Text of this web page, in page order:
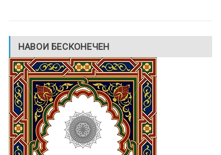
НАВОИ БЕСКОНЕЧЕН